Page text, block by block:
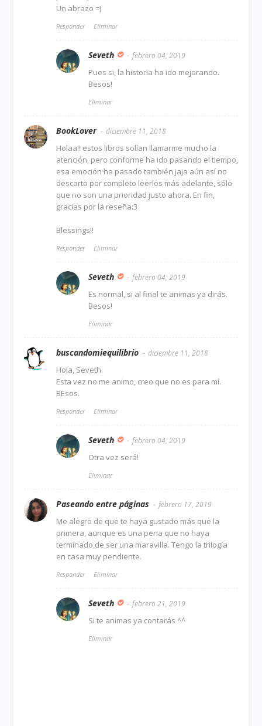
Un abrazo =)
Responder Eliminar
Seveth febrero 04, 2019
Pues si, la historia ha ido mejorando.
Besos!
Eliminar
BookLover diciembre 11, 2018
Holaa!! estos libros solían llamarme mucho la
atención, pero conforme ha ido pasando el tiempo,
esa emoción ha pasado también jaja aún así no
descarto por completo leerlos más adelante, sólo
que no son una prioridad justo ahora. En fin,
gracias por la reseña:3
Blessings!!
Responder Eliminar
Seveth febrero 04, 2019
Es normal, si al final te animas ya dirás.
Besos!
Eliminar
buscandomiequilibrio diciembre 11, 2018
Hola, Seveth.
Esta vez no me animo, creo que no es para mí.
BEsos.
Responder Eliminar
Seveth febrero 04, 2019
Otra vez será!
Eliminar
Paseando entre páginas febrero 17, 2019
Me alegro de que te haya gustado más que la
primera, aunque es una pena que no haya
terminado de ser una maravilla. Tengo la trilogía
en casa muy pendiente.
Responder Eliminar
Seveth febrero 21, 2019
Si te animas ya contarás ^^
Eliminar